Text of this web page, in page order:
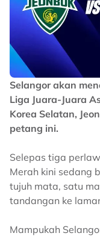
Selangor akan
Liga Juara-Juara
Korea Selatan,
petang ini.
Selepas tiga
Merah kini sedang
tujuh mata, satu
tandangan ke
Mampukah